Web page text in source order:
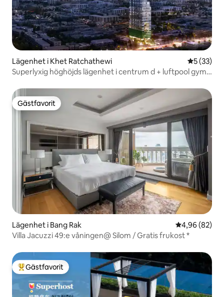
Lägenhet i Khet Ratchathewi 5 av 5 i
5 (33)
Superlyxig höghöjds lägenhet i centrum d + luftpool gym
Shopping Center + utmärkt läge superlyxigt
Gästfavorit
Gästfavorit
Lägenhet i Bang Rak 4,96 av 5 i
4,96 (82)
Villa Jacuzzi 49:e våningen@ Silom / Gratis frukost *
Populär gästfavorit
Gästfavorit